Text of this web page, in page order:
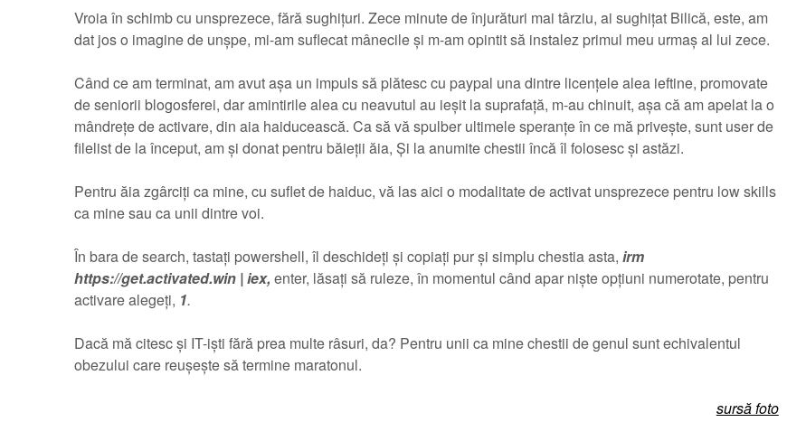
Vroia în schimb cu unsprezece, fără sughițuri. Zece minute de înjurături mai târziu, ai sughițat Bilică, este, am
dat jos o imagine de unșpe, mi-am suflecat mânecile și m-am opintit să instalez primul meu urmaș al lui zece.
Când ce am terminat, am avut așa un impuls să plătesc cu paypal una dintre licențele alea ieftine, promovate
de seniorii blogosferei, dar amintirile alea cu neavutul au ieșit la suprafață, m-au chinuit, așa că am apelat la o
mândrețe de activare, din aia haiducească. Ca să vă spulber ultimele speranțe în ce mă privește, sunt user de
filelist de la început, am și donat pentru băieții ăia, Și la anumite chestii încă îl folosesc și astăzi.
Pentru ăia zgârciți ca mine, cu suflet de haiduc, vă las aici o modalitate de activat unsprezece pentru low skills
ca mine sau ca unii dintre voi.
În bara de search, tastați powershell, îl deschideți și copiați pur și simplu chestia asta, irm
https://get.activated.win | iex, enter, lăsați să ruleze, în momentul când apar niște opțiuni numerotate, pentru
activare alegeți, 1.
Dacă mă citesc și IT-iști fără prea multe râsuri, da? Pentru unii ca mine chestii de genul sunt echivalentul
obezului care reușește să termine maratonul.
sursă foto